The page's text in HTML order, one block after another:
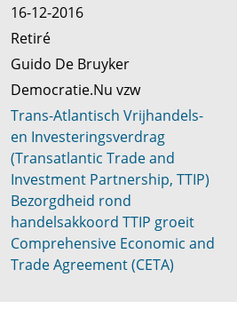
16-12-2016
Retiré
Guido De Bruyker
Democratie.Nu vzw
Trans-Atlantisch Vrijhandels-
en Investeringsverdrag
(Transatlantic Trade and
Investment Partnership, TTIP)
Bezorgdheid rond
handelsakkoord TTIP groeit
Comprehensive Economic and
Trade Agreement (CETA)